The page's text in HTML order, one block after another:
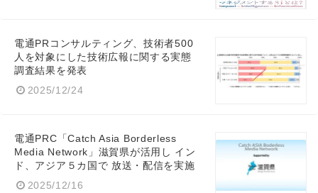
電通PRコンサルティング、技術者500
人を対象にした技術広報に関する実態
調査結果を発表
2025/12/24
電通PRC「Catch Asia Borderless
Media Network」滋賀県が活用し イン
ド、アジア５カ国で 放送・配信を実施
2025/12/16